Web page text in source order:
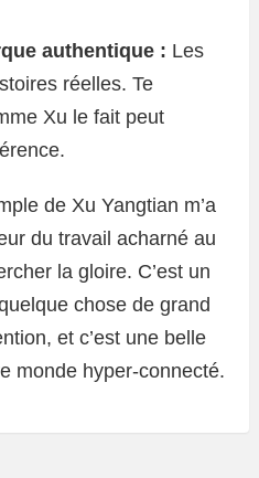
authentique : Les
réelles. Te
Xu le fait peut
de Xu Yangtian m’a
du travail acharné au
la gloire. C’est un
chose de grand
et c’est une belle
monde hyper-connecté.